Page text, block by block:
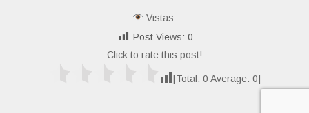
Vistas:
Post Views: 0
Click to rate this post!
[Total: 0 Average: 0]